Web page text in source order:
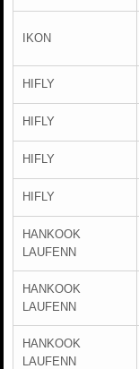
IKON
HIFLY
HIFLY
HIFLY
HIFLY
HANKOOK
LAUFENN
HANKOOK
LAUFENN
HANKOOK
LAUFENN